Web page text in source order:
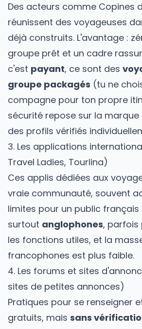
Des acteurs comme Copines
réunissent des voyageuses
déjà construits. L'avantage :
groupe prêt et un cadre
c'est payant, ce sont des
groupe packagés (tu ne
compagne pour ton propre
sécurité repose sur la marque
des profils vérifiés
3. Les applications
Travel Ladies, Tourlina)
Ces applis dédiées aux
vraie communauté, souvent
limites pour un public français
surtout anglophones, parfois
les fonctions utiles, et la
francophones est plus faible.
4. Les forums et sites
sites de petites annonces)
Pratiques pour se renseigner
gratuits, mais sans